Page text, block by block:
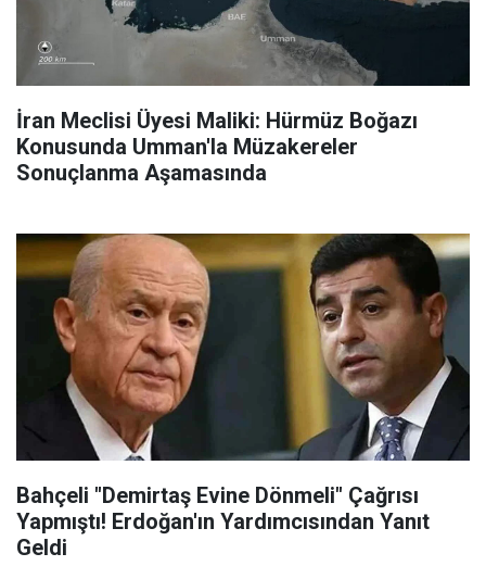
İran Meclisi Üyesi Maliki: Hürmüz Boğazı
Konusunda Umman'la Müzakereler
Sonuçlanma Aşamasında
Bahçeli "Demirtaş Evine Dönmeli" Çağrısı
Yapmıştı! Erdoğan'ın Yardımcısından Yanıt
Geldi